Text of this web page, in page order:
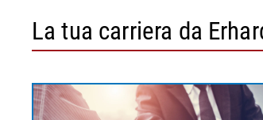
La tua carriera da